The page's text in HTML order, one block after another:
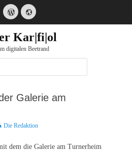
WordPress
Website
Kar|fi|ol
digitalen Beetrand
Galerie am
Die Redaktion
dem die Galerie am Turnerheim